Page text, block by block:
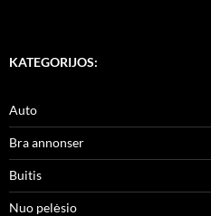
KATEGORIJOS:
Auto
Bra annonser
Buitis
Nuo pelėsio